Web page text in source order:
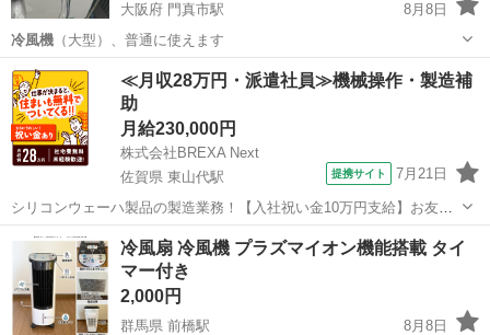
大阪府 門真市駅
8月8日
冷風機（大型）、普通に使えます
大阪 門真市 門真市駅 季節、空調家電 冷風機
≪月収28万円・派遣社員≫機械操作・製造補
助
月給230,000円
株式会社BREXA Next
佐賀県 東山代駅
提携サイト 7月21日
シリコンウェーハ製品の製造業務！【入社祝い金10万円支給】お友達
やカップルとの応募OK◎年間休日129日＆休出なしでプライベート充
実♪業務はクリーンルームで快適作業◎自社正社員登用制度あり★1食
300円～の格安食堂あり！《佐...
佐賀 伊万里市 東山代駅 その他
冷風扇 冷風機 プラズマイオン機能搭載 タイ
マー付き
2,000円
群馬県 前橋駅
8月8日